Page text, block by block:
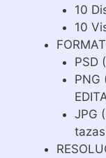
10
10
PSD
PNG
JPG